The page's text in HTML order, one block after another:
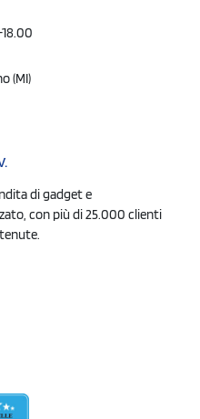
(MI)
di gadget e
con più di 25.000 clienti